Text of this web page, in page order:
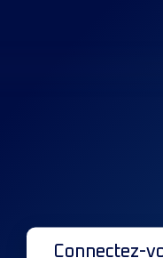
Connectez-